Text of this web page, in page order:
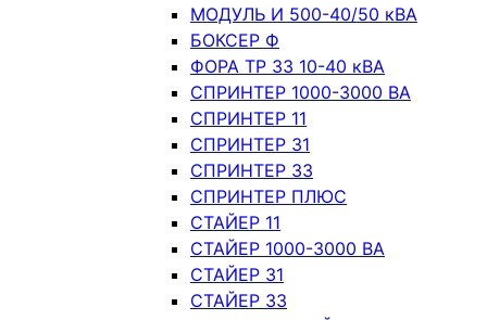
МОДУЛЬ И 500-40/50 кВА
БОКСЕР Ф
ФОРА ТР 33 10-40 кВА
СПРИНТЕР 1000-3000 ВА
СПРИНТЕР 11
СПРИНТЕР 31
СПРИНТЕР 33
СПРИНТЕР ПЛЮС
СТАЙЕР 11
СТАЙЕР 1000-3000 ВА
СТАЙЕР 31
СТАЙЕР 33